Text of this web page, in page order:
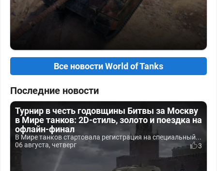
Все новости World of Tanks
Последние новости
Турнир в честь годовщины Битвы за Москву
в Мире танков: 2D-стиль, золото и поездка на
офлайн-финал
В Мире танков стартовала регистрация на специальный...
06 августа, четверг
3